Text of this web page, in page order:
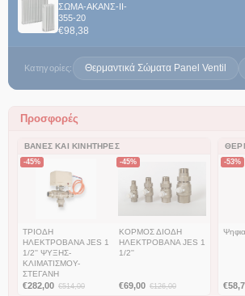
ΣΩΜΑ-ΑΚΑΝΣ-II-
355-20
€98,38
Κατηγορίες: Θερμαντικά Σώματα Panel Ventil
Προσφορές
ΒΆΝΕΣ ΚΑΙ ΚΙΝΗΤΉΡΕΣ
-45%
ΤΡΙΟΔΗ
ΗΛΕΚΤΡΟΒΑΝΑ JES 1
1/2'' ΨΥΞΗΣ-
ΚΛΙΜΑΤΙΣΜΟΥ-
ΣΤΕΓΑΝΗ
€282,00 €514,00
-45%
ΚΟΡΜΟΣ ΔΙΟΔΗ
ΗΛΕΚΤΡΟΒΑΝΑ JES 1
1/2''
€69,00 €126,00
-53%
€